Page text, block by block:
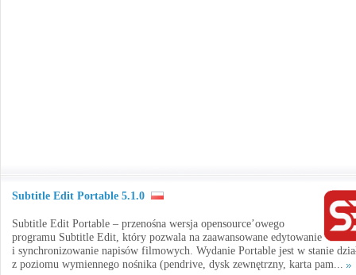
Subtitle Edit Portable 5.1.0
Subtitle Edit Portable – przenośna wersja opensource’owego
programu Subtitle Edit, który pozwala na zaawansowane edytowanie
i synchronizowanie napisów filmowych. Wydanie Portable jest w stanie
z poziomu wymiennego nośnika (pendrive, dysk zewnętrzny, karta pam...